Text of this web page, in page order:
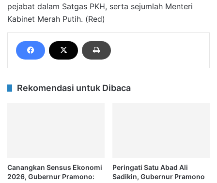
pejabat dalam Satgas PKH, serta sejumlah Menteri
Kabinet Merah Putih. (Red)
Rekomendasi untuk Dibaca
Canangkan Sensus Ekonomi
2026, Gubernur Pramono:
Peringati Satu Abad Ali
Sadikin, Gubernur Pramono